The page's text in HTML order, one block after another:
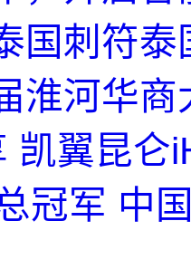
国刺符
淮河华商
凯翼昆仑
冠军 中